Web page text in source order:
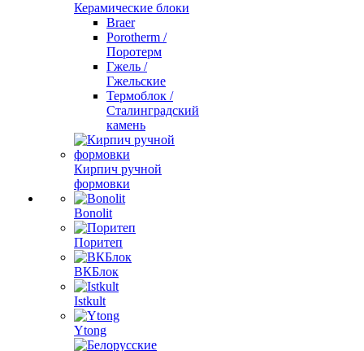
Керамические блоки
Braer
Porotherm /
Поротерм
Гжель /
Гжельские
Термоблок /
Сталинградский
камень
Кирпич ручной
формовки
Bonolit
Поритеп
ВКБлок
Istkult
Ytong